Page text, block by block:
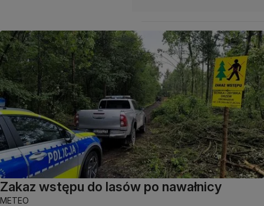
Zakaz wstępu do lasów po nawałnicy
METEO